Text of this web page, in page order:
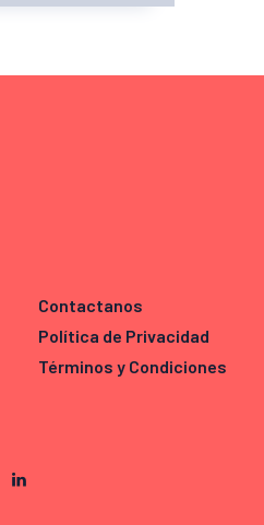
Contactanos
Política de Privacidad
Términos y Condiciones